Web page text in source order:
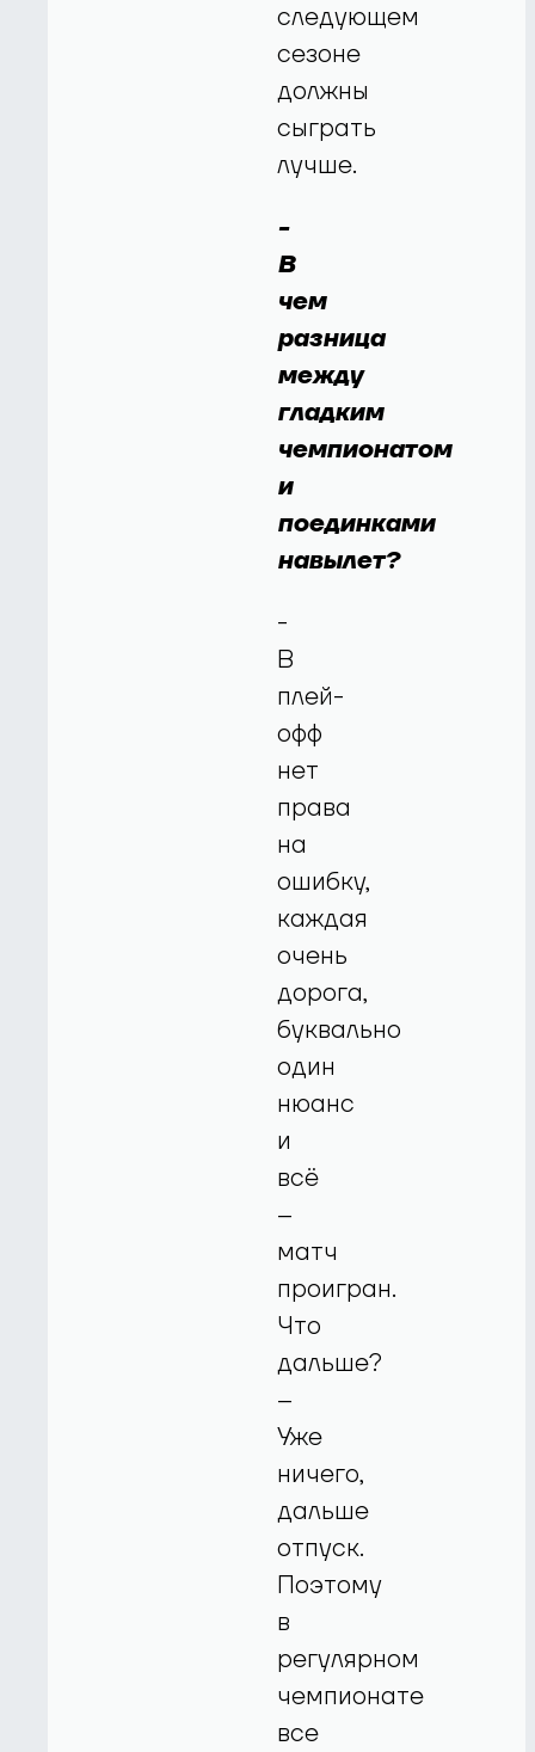
следующем
сезоне
должны
сыграть
лучше.
-
В
чем
разница
между
гладким
чемпионатом
и
поединками
навылет?
-
В
плей-
офф
нет
права
на
ошибку,
каждая
очень
дорога,
буквально
один
нюанс
и
всё
–
матч
проигран.
Что
дальше?
–
Уже
ничего,
дальше
отпуск.
Поэтому
в
регулярном
чемпионате
все